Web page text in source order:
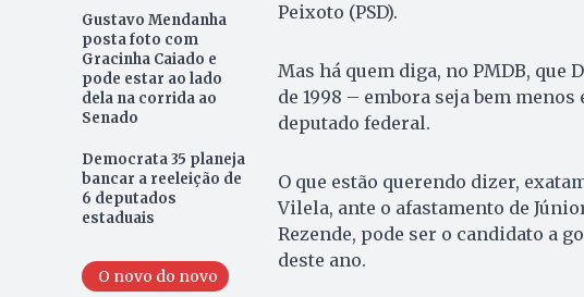
Gustavo Mendanha
posta foto com
Gracinha Caiado e
pode estar ao lado
dela na corrida ao
Senado
Democrata 35 planeja
bancar a reeleição de
6 deputados
estaduais
O novo do novo
Peixoto (PSD).
Mas há quem diga, no PMDB,
de 1998 – embora seja bem
deputado federal.
O que estão querendo dizer,
Vilela, ante o afastamento de
Rezende, pode ser o candidato a
deste ano.